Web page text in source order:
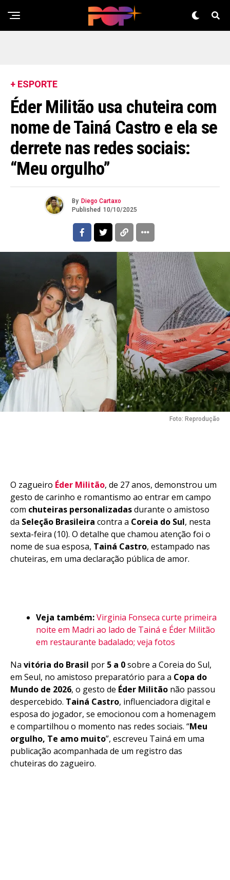
+ ESPORTE
Éder Militão usa chuteira com
nome de Tainá Castro e ela se
derrete nas redes sociais:
“Meu orgulho”
By Diego Cartaxo
Published 10/10/2025
Foto: Reprodução
O zagueiro Éder Militão, de 27 anos, demonstrou um
gesto de carinho e romantismo ao entrar em campo
com chuteiras personalizadasdurante o amistoso
da Seleção Brasileira contra a Coreia do Sul, nesta
sexta-feira (10). O detalhe que chamou atenção foi o
nome de sua esposa, Tainá Castro, estampado nas
chuteiras, em uma declaração pública de amor.
Veja também:Virginia Fonseca curte primeira
noite em Madri ao lado de Tainá e Éder Militão
em restaurante badalado; veja fotos
Na vitória do Brasil por 5 a 0sobre a Coreia do Sul,
em Seul, no amistoso preparatório para a Copa do
Mundo de 2026, o gesto de Éder Militão não passou
despercebido. Tainá Castro, influenciadora digital e
esposa do jogador, se emocionou com a homenagem
e compartilhou o momento nas redes sociais. “Meu
orgulho, Te amo muito”, escreveu Tainá em uma
publicação acompanhada de um registro das
chuteiras do zagueiro.